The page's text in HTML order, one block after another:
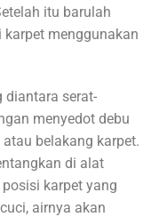
itu barulah
menggunakan
diantara serat-
menyedot debu
belakang karpet.
di alat
karpet yang
airnya akan